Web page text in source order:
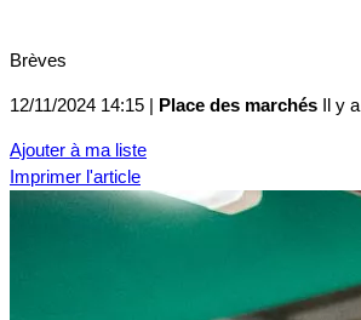
Brèves
12/11/2024 14:15 | Place des marchés Il y
Ajouter à ma liste
Imprimer l'article